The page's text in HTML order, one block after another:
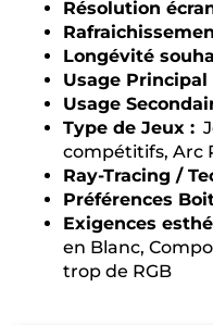
Résolution
Longévité
Usage Principal
Usage
Type de Jeux :
compétitifs, Arc
Ray-Tracing /
Préférences
Exigences
en Blanc,
trop de RGB